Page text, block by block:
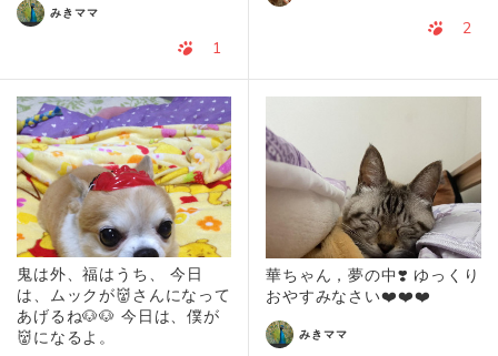
みきママ
1
2
鬼は外、福はうち、 今日
は、ムックが👹さんになって
あげるね🐶🐶 今日は、僕が
👹になるよ。
華ちゃん，夢の中❣️ ゆっくり
おやすみなさい❤️❤️❤️
みきママ